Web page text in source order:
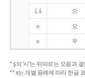
î, â 으
o 오
u 우
* ş의 '시'는 뒤따르는 모음과
** x는 개별 용례에 따라 한글